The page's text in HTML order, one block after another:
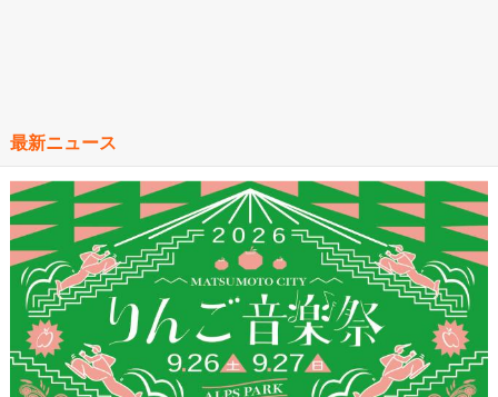
最新ニュース